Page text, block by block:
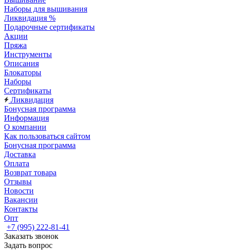
Наборы для вышивания
Ликвидация %
Подарочные сертификаты
Акции
Пряжа
Инструменты
Описания
Блокаторы
Наборы
Сертификаты
Ликвидация
Бонусная программа
Информация
О компании
Как пользоваться сайтом
Бонусная программа
Доставка
Оплата
Возврат товара
Отзывы
Новости
Вакансии
Контакты
Опт
+7 (995) 222-81-41
Заказать звонок
Задать вопрос